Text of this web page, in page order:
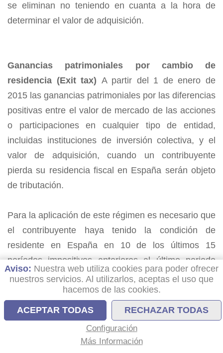
Aviso: Nuestra web utiliza cookies para poder ofrecer
nuestros servicios. Al utilizarlos, aceptas el uso que
hacemos de las cookies.
ACEPTAR TODAS RECHAZAR TODAS
Configuración
Más Información
se eliminan no teniendo en cuanta a la hora de
determinar el valor de adquisición.
Ganancias patrimoniales por cambio de
residencia (Exit tax) A partir del 1 de enero de
2015 las ganancias patrimoniales por las diferencias
positivas entre el valor de mercado de las acciones
o participaciones en cualquier tipo de entidad,
incluidas instituciones de inversión colectiva, y el
valor de adquisición, cuando un contribuyente
pierda su residencia fiscal en España serán objeto
de tributación.
Para la aplicación de este régimen es necesario que
el contribuyente haya tenido la condición de
residente en España en 10 de los últimos 15
períodos impositivos anteriores al último periodo
que deba declararse por el IRPF. En el caso de
trabajadores que hubieran optado por el régimen
fiscal especial aplicable a trabajadores desplazados
a territorio español, el plazo de diez ejercicios
comenzará a computarse desde el primer periodo